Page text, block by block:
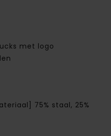
met logo
75% staal, 25%